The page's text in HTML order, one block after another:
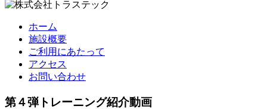
ホーム
施設概要
ご利用にあたって
アクセス
お問い合わせ
第４弾トレーニング紹介動画